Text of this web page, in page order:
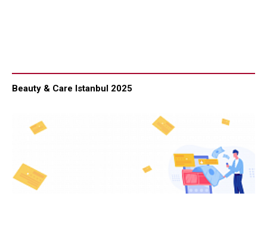
Beauty & Care Istanbul 2025